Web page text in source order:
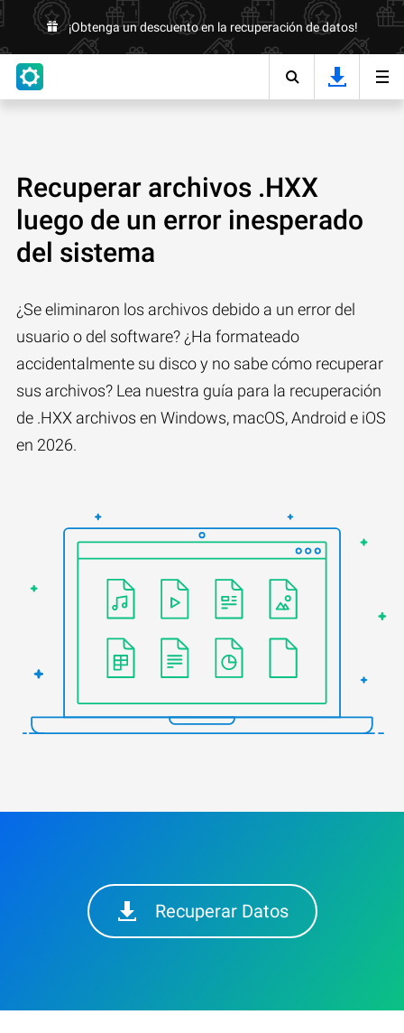
¡Obtenga un descuento en la recuperación de datos!
Recuperar archivos .HXX
luego de un error inesperado
del sistema
¿Se eliminaron los archivos debido a un error del
usuario o del software? ¿Ha formateado
accidentalmente su disco y no sabe cómo recuperar
sus archivos? Lea nuestra guía para la recuperación
de .HXX archivos en Windows, macOS, Android e iOS
en 2026.
Recuperar Datos